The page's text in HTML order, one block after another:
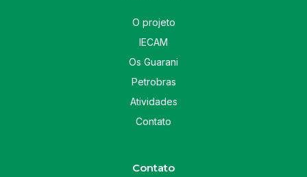
O projeto
IECAM
Os Guarani
Petrobras
Atividades
Contato
Contato